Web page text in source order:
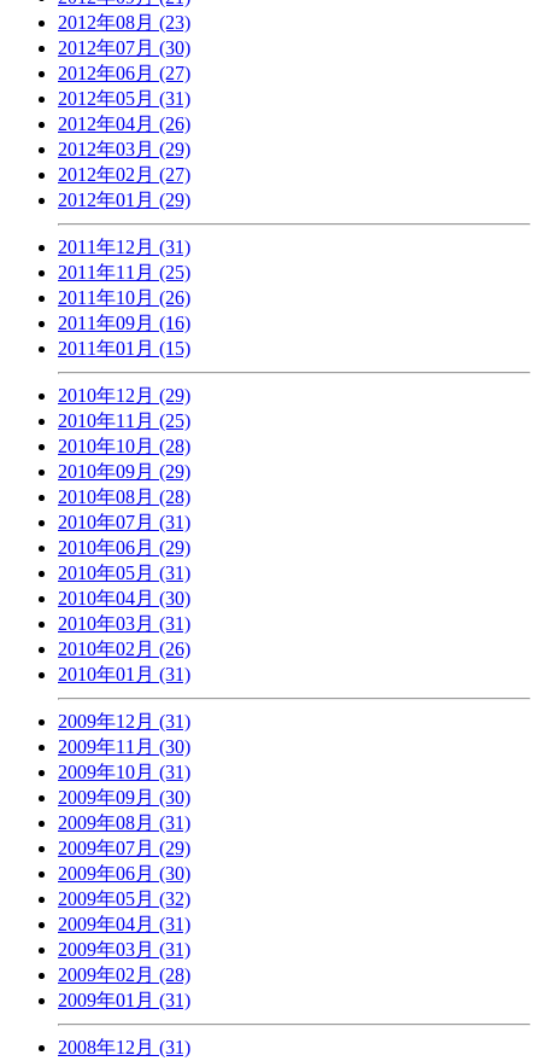
2012年08月 (23)
2012年07月 (30)
2012年06月 (27)
2012年05月 (31)
2012年04月 (26)
2012年03月 (29)
2012年02月 (27)
2012年01月 (29)
2011年12月 (31)
2011年11月 (25)
2011年10月 (26)
2011年09月 (16)
2011年01月 (15)
2010年12月 (29)
2010年11月 (25)
2010年10月 (28)
2010年09月 (29)
2010年08月 (28)
2010年07月 (31)
2010年06月 (29)
2010年05月 (31)
2010年04月 (30)
2010年03月 (31)
2010年02月 (26)
2010年01月 (31)
2009年12月 (31)
2009年11月 (30)
2009年10月 (31)
2009年09月 (30)
2009年08月 (31)
2009年07月 (29)
2009年06月 (30)
2009年05月 (32)
2009年04月 (31)
2009年03月 (31)
2009年02月 (28)
2009年01月 (31)
2008年12月 (31)